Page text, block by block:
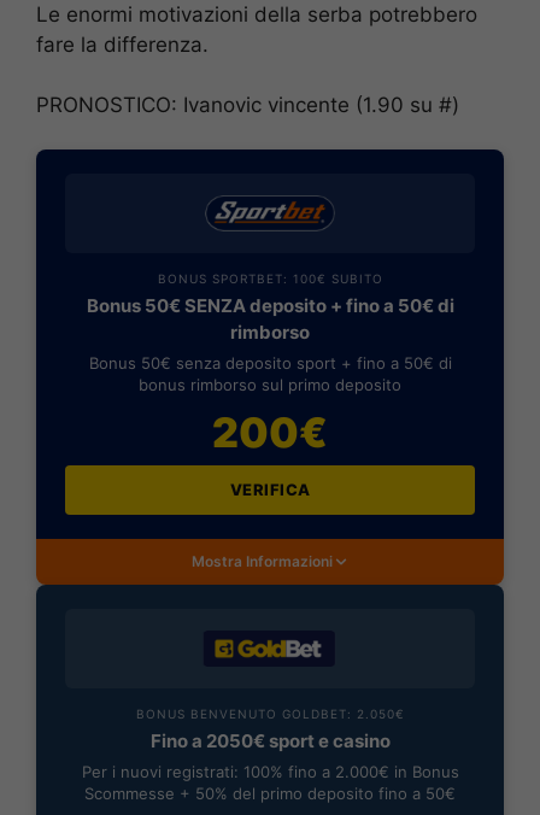
Le enormi motivazioni della serba potrebbero
fare la differenza.
PRONOSTICO: Ivanovic vincente (1.90 su #)
BONUS SPORTBET: 100€ SUBITO
Bonus 50€ SENZA deposito + fino a 50€ di
rimborso
Bonus 50€ senza deposito sport + fino a 50€ di
bonus rimborso sul primo deposito
200€
VERIFICA
Mostra Informazioni
BONUS BENVENUTO GOLDBET: 2.050€
Fino a 2050€ sport e casino
Per i nuovi registrati: 100% fino a 2.000€ in Bonus
Scommesse + 50% del primo deposito fino a 50€